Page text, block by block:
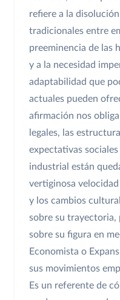
refiere a la
tradicionales entre
preeminencia de las
y a la necesidad
adaptabilidad que
actuales pueden
afirmación nos
legales, las
expectativas
industrial están
vertiginosa
y los cambios
sobre su trayectoria,
sobre su figura en
Economista o
sus movimientos
Es un referente de